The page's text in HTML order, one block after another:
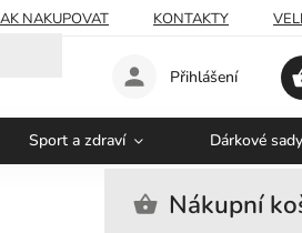
NAKUPOVAT KONTAKTY
Přihlášení
Sport a zdraví Dárkové sady
Nákupní